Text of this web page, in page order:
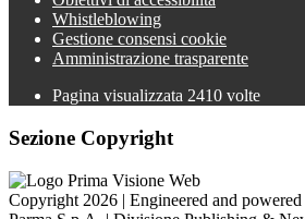
Whistleblowing
Gestione consensi cookie
Amministrazione trasparente
Pagina visualizzata 2410 volte
Sezione Copyright
Copyright 2026 | Engineered and